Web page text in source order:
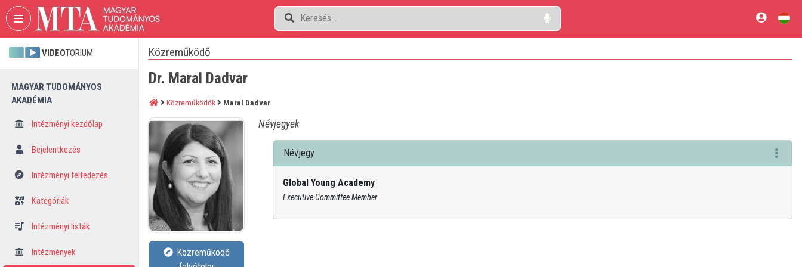
Fejléc kihagyása Menü kihagyása Tartalom kihagyása
VIDEOTORIUM
MAGYAR TUDOMÁNYOS
AKADÉMIA
Intézményi kezdőlap
Bejelentkezés
Intézményi felfedezés
Kategóriák
Intézményi listák
Intézmények
Közreműködő
Dr. Maral Dadvar
Közreműködők Maral Dadvar
Névjegyek
Névjegy
Global Young Academy
Executive Committee Member